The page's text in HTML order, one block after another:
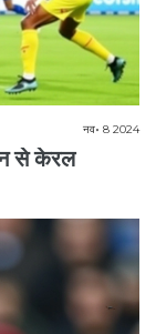
नव॰ 8 2024
से केरल